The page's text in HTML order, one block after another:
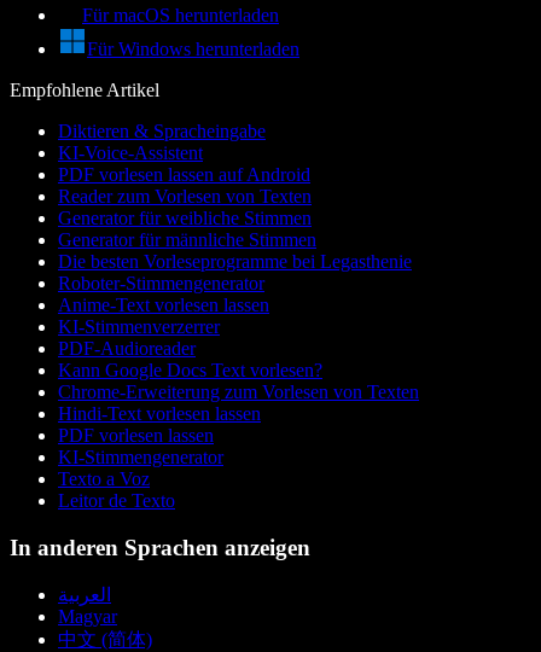
Für macOS herunterladen
Für Windows herunterladen
Empfohlene Artikel
Diktieren & Spracheingabe
KI-Voice-Assistent
PDF vorlesen lassen auf Android
Reader zum Vorlesen von Texten
Generator für weibliche Stimmen
Generator für männliche Stimmen
Die besten Vorleseprogramme bei Legasthenie
Roboter-Stimmengenerator
Anime-Text vorlesen lassen
KI-Stimmenverzerrer
PDF-Audioreader
Kann Google Docs Text vorlesen?
Chrome-Erweiterung zum Vorlesen von Texten
Hindi-Text vorlesen lassen
PDF vorlesen lassen
KI-Stimmengenerator
Texto a Voz
Leitor de Texto
In anderen Sprachen anzeigen
العربية
Magyar
中文 (简体)